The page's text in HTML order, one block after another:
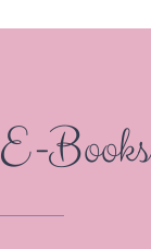
E-Books